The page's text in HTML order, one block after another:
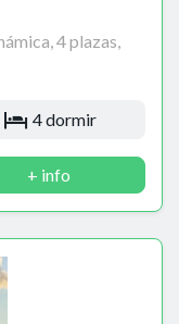
4 plazas,
4 dormir
+ info